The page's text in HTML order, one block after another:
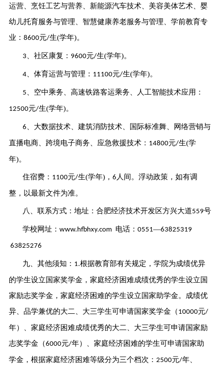
运营、烹饪工艺与营养、新能源汽车技术、美容美体艺术、婴
幼儿托育服务与管理、智慧健康养老服务与管理、学前教育专
业： 8600元/生(学年)。
3 、社区康复： 9600元/生(学年)。
4、体育运营与管理： 11100元/生(学年)。
5 、空中乘务、高速铁路客运乘务、人工智能技术应用：
12500元/生(学年)。
6 、大数据技术、建筑消防技术、国际标准舞、网络营销与
直播电商、跨境电子商务、应急救援技术： 14800元/生(学
年)。
住宿费： 1100元/生(学年)， 6 人间。浮动政策，如有调
整，以最新文件为准。
八、联系方式：地址：合肥经济技术开发区方兴大道559号
学校网址： www.hfbhxy.com 电话： 0551—63825319
63825276
九、其他须知： 1.根据教育部有关规定，学院为成绩优异
的学生设立国家奖学金，家庭经济困难成绩优秀的学生设立国
家励志奖学金，家庭经济困难的学生设立国家助学金。成绩优
异、品学兼优的大二、大三学生可申请国家奖学金（ 10000元/
年）、家庭经济困难成绩优秀的大二、大三学生可申请国家励
志奖学金（6000元/年）、家庭经济困难的学生可申请国家助
学金，根据家庭经济困难等级分为三个档次： 2500元/年、